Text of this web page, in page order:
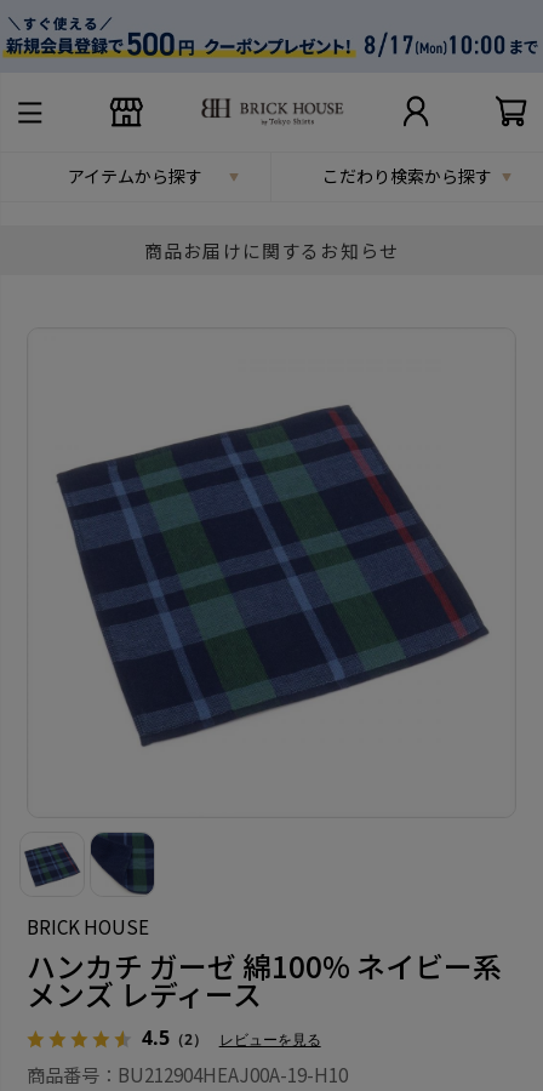
アイテムから探す こだわり検索から探す
商品お届けに関するお知らせ
BRICK HOUSE
ハンカチ ガーゼ 綿100% ネイビー系
メンズ レディース
4.5（2） レビューを見る
商品番号：BU212904HEAJ00A-19-H10